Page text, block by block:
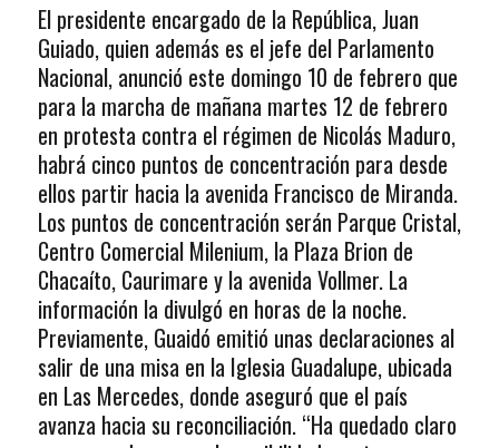
El presidente encargado de la República, Juan
Guiado, quien además es el jefe del Parlamento
Nacional, anunció este domingo 10 de febrero que
para la marcha de mañana martes 12 de febrero
en protesta contra el régimen de Nicolás Maduro,
habrá cinco puntos de concentración para desde
ellos partir hacia la avenida Francisco de Miranda.
Los puntos de concentración serán Parque Cristal,
Centro Comercial Milenium, la Plaza Brion de
Chacaíto, Caurimare y la avenida Vollmer. La
información la divulgó en horas de la noche.
Previamente, Guaidó emitió unas declaraciones al
salir de una misa en la Iglesia Guadalupe, ubicada
en Las Mercedes, donde aseguró que el país
avanza hacia su reconciliación. “Ha quedado claro